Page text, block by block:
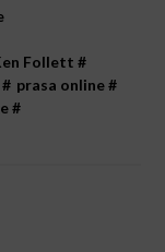
Follett #
# prasa online#
#